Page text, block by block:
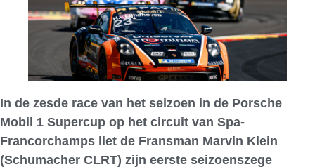
In de zesde race van het seizoen in de Porsche
Mobil 1 Supercup op het circuit van Spa-
Francorchamps liet de Fransman Marvin Klein
(Schumacher CLRT) zijn eerste seizoenszege